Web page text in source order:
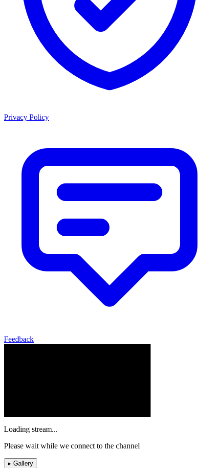
Privacy Policy
Feedback
Loading stream...
Please wait while we connect to the channel
▸ Gallery